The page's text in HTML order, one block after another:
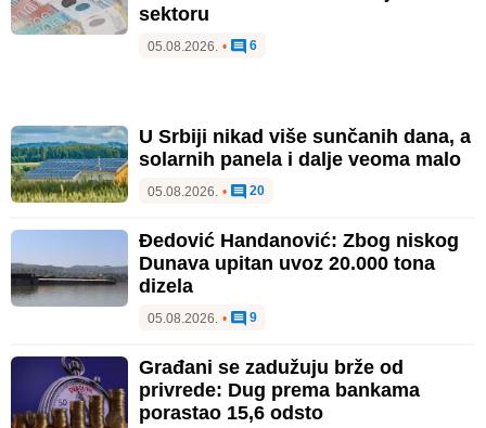
sektoru
05.08.2026. • 6
U Srbiji nikad više sunčanih dana, a
solarnih panela i dalje veoma malo
05.08.2026. • 20
Đedović Handanović: Zbog niskog
Dunava upitan uvoz 20.000 tona
dizela
05.08.2026. • 9
Građani se zadužuju brže od
privrede: Dug prema bankama
porastao 15,6 odsto